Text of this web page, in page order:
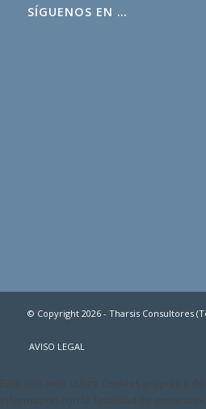
SÍGUENOS EN …
© Copyright 2026 - Tharsis Consultores
AVISO LEGAL
Este sitio web utiliza Cookies propias y
información con la finalidad de mejorar